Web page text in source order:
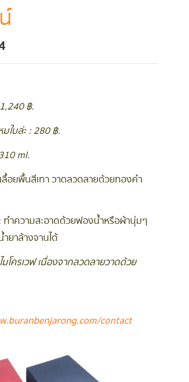
฿.
ใบล่ะ : 280 ฿.
ml.
ลื้อยพื้นสีเทา วาดลวดลายด้วยทองคำ
: ทำความสะอาดด้วยฟองน้ำหรือผ้านุ่มๆ
ยาล้างจานได้
มโครเวฟ เนื่องจากลวดลายวาดด้วย
contact